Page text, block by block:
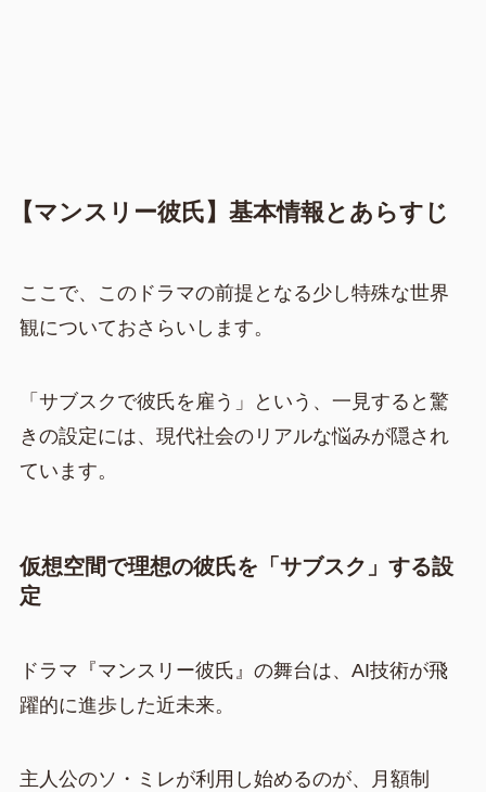
【マンスリー彼氏】基本情報とあらすじ
ここで、このドラマの前提となる少し特殊な世界
観についておさらいします。
「サブスクで彼氏を雇う」という、一見すると驚
きの設定には、現代社会のリアルな悩みが隠され
ています。
仮想空間で理想の彼氏を「サブスク」する設
定
ドラマ『マンスリー彼氏』の舞台は、AI技術が飛
躍的に進歩した近未来。
主人公のソ・ミレが利用し始めるのが、月額制